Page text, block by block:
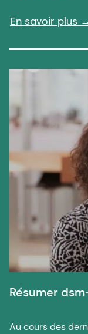
En savoir plus
Résumer
Au cours des